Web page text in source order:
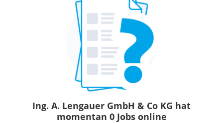
Ing. A. Lengauer GmbH & Co KG hat
momentan 0 Jobs online